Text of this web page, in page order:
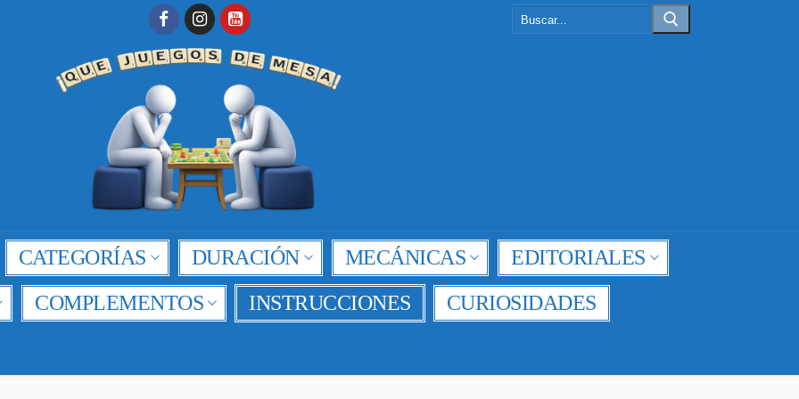
CATEGORÍAS DURACIÓN MECÁNICAS
EDITORIALES
COMPLEMENTOS INSTRUCCIONES
CURIOSIDADES